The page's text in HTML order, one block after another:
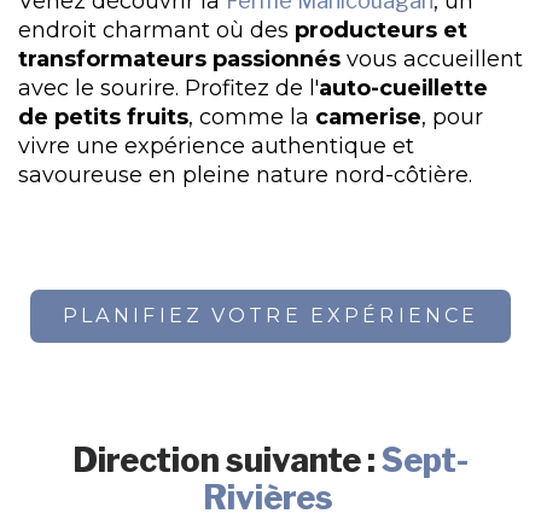
endroit charmant où des producteurs et
transformateurs passionnés vous accueillent
avec le sourire. Profitez de l'auto-cueillette
de petits fruits, comme la camerise, pour
vivre une expérience authentique et
savoureuse en pleine nature nord-côtière.
PLANIFIEZ VOTRE EXPÉRIENCE
Direction suivante :Sept-
Rivières